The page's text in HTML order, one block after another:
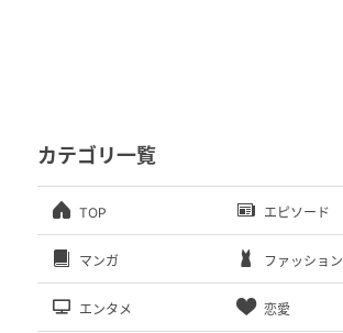
カテゴリ一覧
TOP エピソード
マンガ ファッション
エンタメ 恋愛